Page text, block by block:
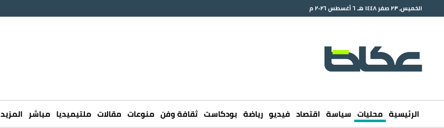
الخميس، ٢٣ صفر ١٤٤٨ هـ ٦ أغسطس ٢٠٢٦ م
الرئيسية محليات سياسة اقتصاد فيديو رياضة بودكاست ثقافة وفن منوعات مقالات ملتيميديا مباشر المزيد